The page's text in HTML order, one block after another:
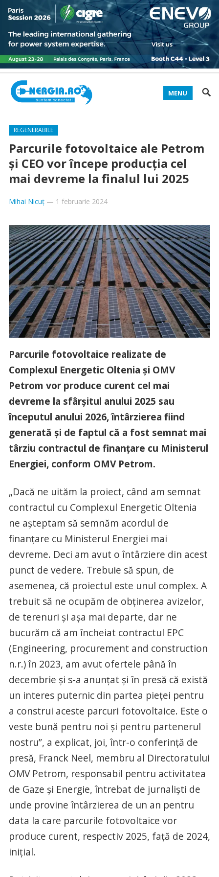
MENU
REGENERABILE
Parcurile fotovoltaice ale Petrom
și CEO vor începe producția cel
mai devreme la finalul lui 2025
Mihai Nicuț— 1 februarie 2024
Parcurile fotovoltaice realizate de
Complexul Energetic Oltenia şi OMV
Petrom vor produce curent cel mai
devreme la sfârşitul anului 2025 sau
începutul anului 2026, întârzierea fiind
generată şi de faptul că a fost semnat mai
târziu contractul de finanţare cu Ministerul
Energiei, conform OMV Petrom.
„Dacă ne uităm la proiect, când am semnat
contractul cu Complexul Energetic Oltenia
ne aşteptam să semnăm acordul de
finanţare cu Ministerul Energiei mai
devreme. Deci am avut o întârziere din acest
punct de vedere. Trebuie să spun, de
asemenea, că proiectul este unul complex. A
trebuit să ne ocupăm de obţinerea avizelor,
de terenuri şi aşa mai departe, dar ne
bucurăm că am încheiat contractul EPC
(Engineering, procurement and construction
n.r.) în 2023, am avut ofertele până în
decembrie şi s-a anunţat şi în presă că există
un interes puternic din partea pieţei pentru
a construi aceste parcuri fotovoltaice. Este o
veste bună pentru noi şi pentru partenerul
nostru”, a explicat, joi, într-o conferinţă de
presă, Franck Neel, membru al Directoratului
OMV Petrom, responsabil pentru activitatea
de Gaze şi Energie, întrebat de jurnalişti de
unde provine întârzierea de un an pentru
data la care parcurile fotovoltaice vor
produce curent, respectiv 2025, faţă de 2024,
iniţial.